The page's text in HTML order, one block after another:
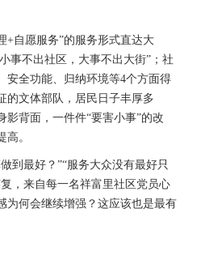
自愿服务”的服务形式直达大
事不出社区，大事不出大街”；社
安全功能、归纳环境等4个方面得
的文体部队，居民日子丰厚多
背面，一件件“要害小事”的改
。
最好？”“服务大众没有最好只
，来自每一名祥富里社区党员心
为何会继续增强？这应该也是最有